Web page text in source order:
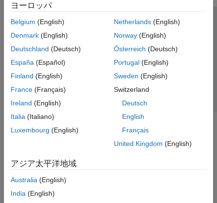
ヨーロッパ
Belgium (English)
Denmark (English)
Deutschland (Deutsch)
España (Español)
Finland (English)
France (Français)
Ireland (English)
Italia (Italiano)
Luxembourg (English)
Netherlands(English)
Norway(English)
Österreich (Deutsch)
Portugal(English)
Sweden (English)
Switzerland
Deutsch
English
Français
United Kingdom (English)
アジア太平洋地域
Australia (English)
India (English)
トラストセンター
プライバシー ポリシー
違法コピー防止
アプリケーション ステータス
© 1994-2026 The MathWorks, Inc.